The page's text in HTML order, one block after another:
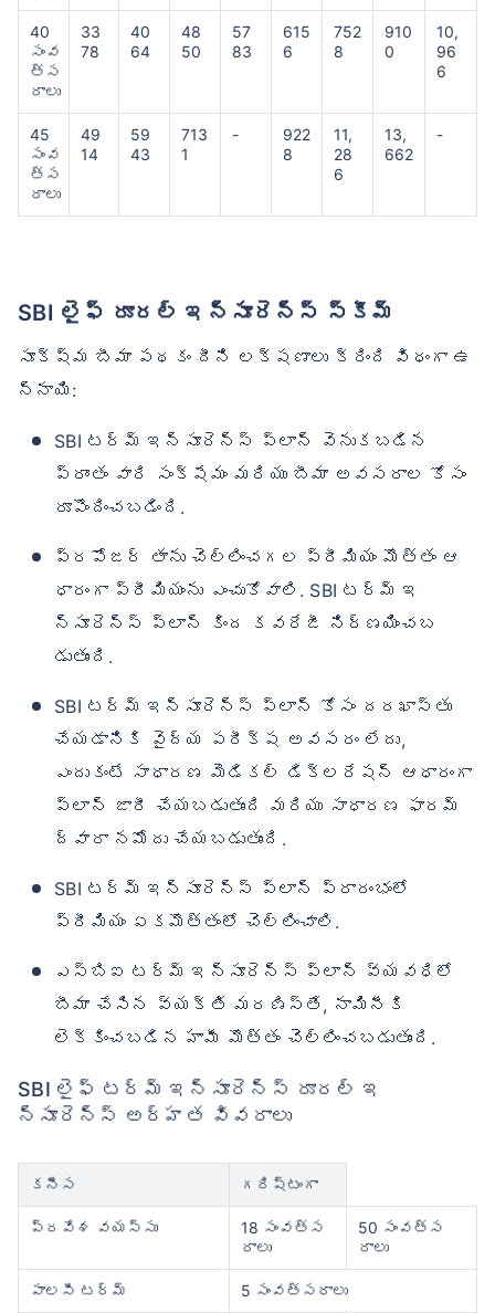
40
సంవ
త్స
రాలు
33
78
40
64
48
50
57
83
615
6
752
8
910
0
10,
96
6
45
సంవ
త్స
రాలు
49
14
59
43
713
1
-
922
8
11,
28
6
13,
662
-
SBI లైఫ్ రూరల్ ఇన్సూరెన్స్ స్కీమ్
సూక్ష్మ బీమా పథకం దీని లక్షణాలు క్రింది విధంగా ఉ
న్నాయి:
SBI టర్మ్ ఇన్సూరెన్స్ ప్లాన్ వెనుకబడిన
ప్రాంతం వారి సంక్షేమం మరియు బీమా అవసరాల కోసం
రూపొందించబడింది.
ప్రపోజర్ తాను చెల్లించగల ప్రీమియం మొత్తం ఆ
ధారంగా ప్రీమియంను ఎంచుకోవాలి. SBI టర్మ్ ఇ
న్సూరెన్స్ ప్లాన్ కింద కవరేజీ నిర్ణయించబ
డుతుంది.
SBI టర్మ్ ఇన్సూరెన్స్ ప్లాన్ కోసం దరఖాస్తు
చేయడానికి వైద్య పరీక్ష అవసరం లేదు,
ఎందుకంటే సాధారణ మెడికల్ డిక్లరేషన్ ఆధారంగా
ప్లాన్ జారీ చేయబడుతుంది మరియు సాధారణ ఫారమ్
ద్వారా నమోదు చేయబడుతుంది.
SBI టర్మ్ ఇన్సూరెన్స్ ప్లాన్ ప్రారంభంలో
ప్రీమియం ఏకమొత్తంలో చెల్లించాలి.
ఎస్‌బిఐ టర్మ్ ఇన్సూరెన్స్ ప్లాన్ వ్యవధిలో
బీమా చేసిన వ్యక్తి మరణిస్తే, నామినీకి
లెక్కించబడిన హామీ మొత్తం చెల్లించబడుతుంది.
SBI లైఫ్ టర్మ్ ఇన్సూరెన్స్ రూరల్ ఇ
న్సూరెన్స్ అర్హత వివరాలు
కనీస గరిష్టంగా
ప్రవేశ వయస్సు
18 సంవత్స
రాలు
50 సంవత్స
రాలు
పాలసీ టర్మ్ 5 సంవత్సరాలు